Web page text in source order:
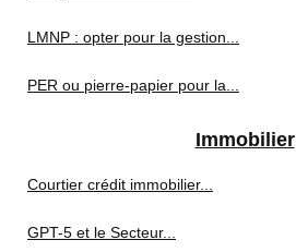
LMNP : opter pour la gestion...
PER ou pierre-papier pour la...
Immobilier
Courtier crédit immobilier...
GPT-5 et le Secteur...